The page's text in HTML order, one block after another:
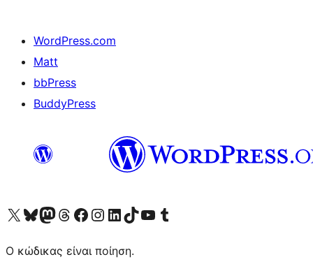
WordPress.com
Matt
bbPress
BuddyPress
Visit our X (formerly Twitter) account
Visit our Bluesky account
Επισκεφθείτε τον λογαριασμό μας στο Mastodon
Visit our Threads account
Επισκεφτείτε τη σελίδα μας στο Facebook
Επισκεφθείτε τον λογαριασμό μας Instagram
Επισκεφθείτε τον λογαριασμό μας LinkedIn
Visit our TikTok account
Visit our YouTube channel
Visit our Tumblr account
Ο κώδικας είναι ποίηση.